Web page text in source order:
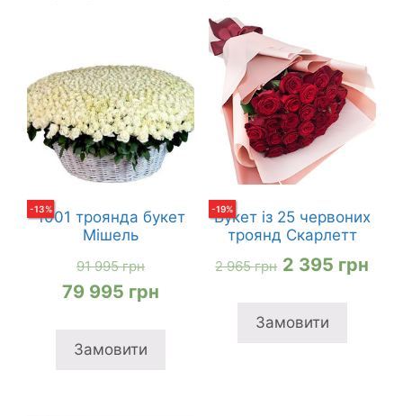
-13%
1001 троянда букет
Мішель
91 995грнОригінальна
ціна:
995 грн
79 995 грн
Замовити
-19%
Букет із 25 червоних
троянд Скарлетт
2 965грн Оригінальна
2
2 395 грн
Замовити